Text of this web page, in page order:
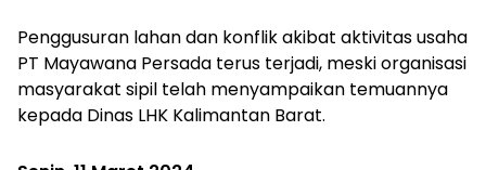
Penggusuran lahan dan konflik akibat aktivitas usaha
PT Mayawana Persada terus terjadi, meski organisasi
masyarakat sipil telah menyampaikan temuannya
kepada Dinas LHK Kalimantan Barat.